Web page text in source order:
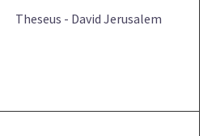
Theseus - David Jerusalem